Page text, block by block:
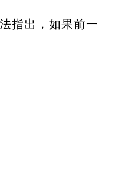
指出，如果前一